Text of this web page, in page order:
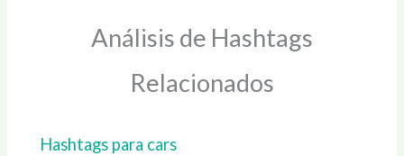
Análisis de Hashtags
Relacionados
Hashtags para cars